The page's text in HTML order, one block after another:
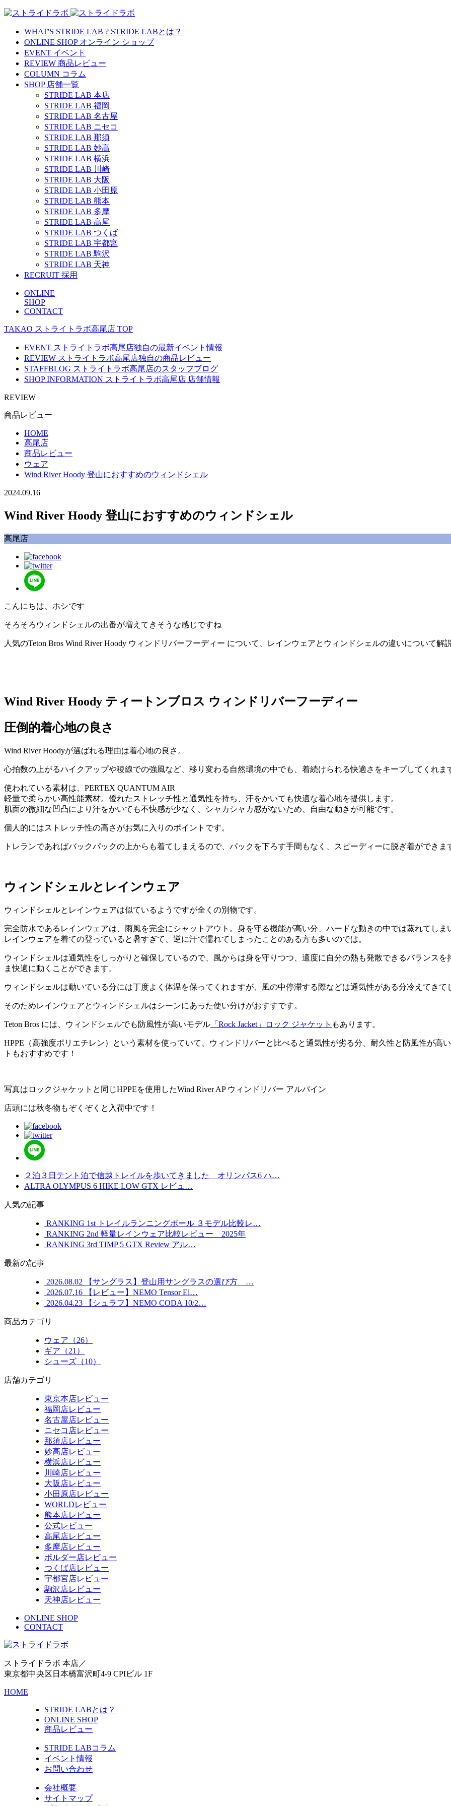
WHAT'S STRIDE LAB ? STRIDE LABとは？
ONLINE SHOP オンライン ショップ
EVENT イベント
REVIEW 商品レビュー
COLUMN コラム
SHOP 店舗一覧
STRIDE LAB 本店
STRIDE LAB 福岡
STRIDE LAB 名古屋
STRIDE LAB ニセコ
STRIDE LAB 那須
STRIDE LAB 妙高
STRIDE LAB 横浜
STRIDE LAB 川崎
STRIDE LAB 大阪
STRIDE LAB 小田原
STRIDE LAB 熊本
STRIDE LAB 多摩
STRIDE LAB 高尾
STRIDE LAB つくば
STRIDE LAB 宇都宮
STRIDE LAB 駒沢
STRIDE LAB 天神
RECRUIT 採用
ONLINE
SHOP
CONTACT
TAKAO ストライトラボ高尾店 TOP
EVENT ストライトラボ高尾店独自の最新イベント情報
REVIEW ストライトラボ高尾店独自の商品レビュー
STAFFBLOG ストライトラボ高尾店のスタッフブログ
SHOP INFORMATION ストライトラボ高尾店 店舗情報
REVIEW
商品レビュー
HOME
高尾店
商品レビュー
ウェア
Wind River Hoody 登山におすすめのウィンドシェル
2024.09.16
Wind River Hoody 登山におすすめのウィンドシェル
高尾店
こんにちは、ホシです
そろそろウィンドシェルの出番が増えてきそうな感じですね
人気のTeton Bros Wind River Hoody ウィンドリバーフーディー について、レインウェアとウィンドシェルの違いについて解
Wind River Hoody ティートンブロス ウィンドリバーフーディー
圧倒的着心地の良さ
Wind River Hoodyが選ばれる理由は着心地の良さ。
心拍数の上がるハイクアップや稜線での強風など、移り変わる自然環境の中でも、着続けられる快適さをキープしてくれま
使われている素材は、PERTEX QUANTUM AIR
軽量で柔らかい高性能素材。優れたストレッチ性と通気性を持ち、汗をかいても快適な着心地を提供します。
肌面の微細な凹凸により汗をかいても不快感が少なく、シャカシャカ感がないため、自由な動きが可能です。
個人的にはストレッチ性の高さがお気に入りのポイントです。
トレランであればバックパックの上からも着てしまえるので、パックを下ろす手間もなく、スピーディーに脱ぎ着ができま
ウィンドシェルとレインウェア
ウィンドシェルとレインウェアは似ているようですが全くの別物です。
完全防水であるレインウェアは、雨風を完全にシャットアウト。身を守る機能が高い分、ハードな動きの中では蒸れてしま
レインウェアを着ての登っていると暑すぎて、逆に汗で濡れてしまったことのある方も多いのでは。
ウィンドシェルは通気性をしっかりと確保しているので、風からは身を守りつつ、適度に自分の熱も発散できるバランス
ま快適に動くことができます。
ウィンドシェルは動いている分には丁度よく体温を保ってくれますが、風の中停滞する際などは通気性がある分冷えてきて
そのためレインウェアとウィンドシェルはシーンにあった使い分けがおすすです。
Teton Bros には、ウィンドシェルでも防風性が高いモデル 「Rock Jacket」ロック ジャケット もあります。
HPPE（高強度ポリエチレン）という素材を使っていて、ウィンドリバーと比べると通気性が劣る分、耐久性と防風性が高
トもおすすめです！
写真はロックジャケットと同じHPPEを使用したWind River AP ウィンドリバー アルパイン
店頭には秋冬物もぞくぞくと入荷中です！
２泊３日テント泊で信越トレイルを歩いてきました オリンパス6 ハ…
ALTRA OLYMPUS 6 HIKE LOW GTX レビュ…
人気の記事
RANKING 1st トレイルランニングポール ３モデル比較レ…
RANKING 2nd 軽量レインウェア比較レビュー 2025年
RANKING 3rd TIMP 5 GTX Review アル…
最新の記事
2026.08.02
【サングラス】登山用サングラスの選び方 …
2026.07.16
【レビュー】NEMO Tensor El…
2026.04.23
【シュラフ】NEMO CODA 10/2…
商品カテゴリ
ウェア（26）
ギア（21）
シューズ（10）
店舗カテゴリ
東京本店レビュー
福岡店レビュー
名古屋店レビュー
ニセコ店レビュー
那須店レビュー
妙高店レビュー
横浜店レビュー
川崎店レビュー
大阪店レビュー
小田原店レビュー
WORLDレビュー
熊本店レビュー
公式レビュー
高尾店レビュー
多摩店レビュー
ボルダー店レビュー
つくば店レビュー
宇都宮店レビュー
駒沢店レビュー
天神店レビュー
ONLINE SHOP
CONTACT
ストライドラボ 本店／
東京都中央区日本橋富沢町4-9 CPIビル 1F
HOME
STRIDE LABとは？
ONLINE SHOP
商品レビュー
STRIDE LABコラム
イベント情報
お問い合わせ
会社概要
サイトマップ